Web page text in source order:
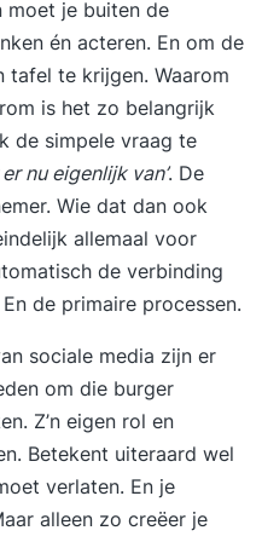
Master Black Belt
(Lean- en Six Sigma
✔ 1
peer learning ✔ 35+
Six Sigma
Internationaal
voor je Black Belt
nodig ISO 18404
Minitab licentie
moet je buiten de
én acteren. En om de
te krijgen. Waarom
is het zo belangrijk
de simpele vraag te
nu eigenlijk van’. De
Wie dat dan ook
allemaal voor
de verbinding
de primaire processen.
sociale media zijn er
om die burger
Z’n eigen rol en
Betekent uiteraard wel
verlaten. En je
alleen zo creëer je